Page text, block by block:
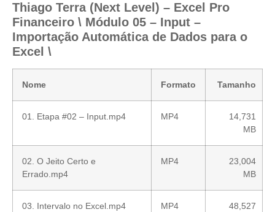
Thiago Terra (Next Level) – Excel Pro
Financeiro \ Módulo 05 – Input –
Importação Automática de Dados para o
Excel \
Nome Formato Tamanho
01. Etapa #02 – Input.mp4 MP4
14,731
MB
02. O Jeito Certo e
Errado.mp4
MP4
23,004
MB
03. Intervalo no Excel.mp4 MP4
48,527